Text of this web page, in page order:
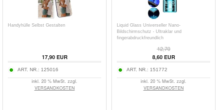
Handyhülle Selbst Gestalten
17,90EUR
ART. NR.: 125016
inkl. 20 % MwSt. zzgl.
VERSANDKOSTEN
Liquid Glass Universeller Nano-
Bildschirmschutz - Ultraklar und
fingerabdruckfreundlich
12,70
8,60EUR
ART. NR.: 151772
inkl. 20 % MwSt. zzgl.
VERSANDKOSTEN